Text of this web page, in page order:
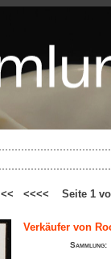
|<< <<<< Seite 1
Verkäufer von
Sammlung: